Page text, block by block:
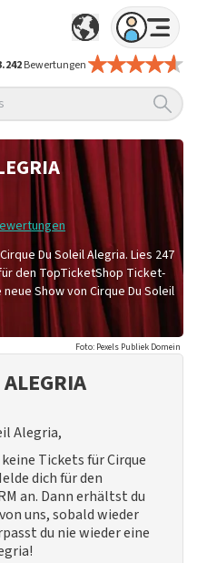
Bewertungen
Du Soleil Alegria. Lies 247
den TopTicketShop Ticket-
Show von Cirque Du Soleil
Foto: Pexels Publiek Domein
Alegria,
Tickets für Cirque
dich für den
an. Dann erhältst du
uns, sobald wieder
du nie wieder eine